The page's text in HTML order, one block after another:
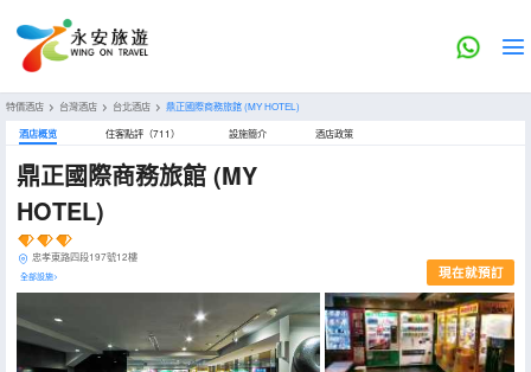
特價酒店 > 台灣酒店 > 台北酒店 > 鼎正國際商務旅館(MY HOTEL)
酒店概览 住客點評（711） 設施簡介 酒店政策
鼎正國際商務旅館 (MY
HOTEL)
忠孝東路四段197號12樓
全部設施> 現在就預訂